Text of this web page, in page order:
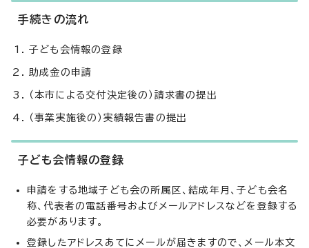
手続きの流れ
子ども会情報の登録
助成金の申請
（本市による交付決定後の）請求書の提出
（事業実施後の）実績報告書の提出
子ども会情報の登録
申請をする地域子ども会の所属区、結成年月、子ども会名
称、代表者の電話番号およびメールアドレスなどを登録する
必要があります。
登録したアドレスあてにメールが届きますので、メール本文